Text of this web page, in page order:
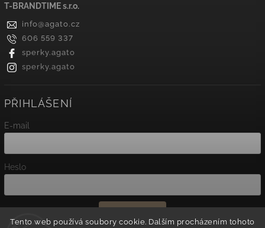
Tento web používá soubory cookie. Dalším procházením tohoto
T-BRANDTIME s.r.o.
info@agato.cz
606 559 337
sperky.agato
sperky.agato
PŘIHLÁŠENÍ
E-mail
Heslo